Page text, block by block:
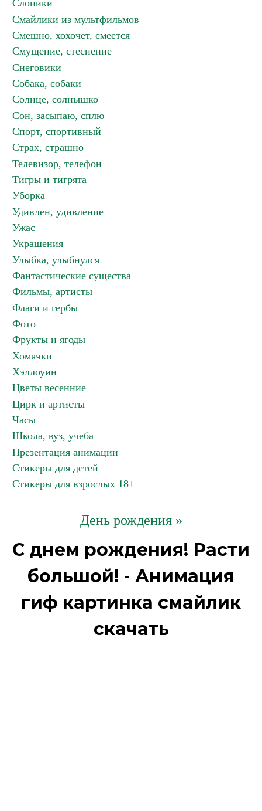
Слоники
Смайлики из мультфильмов
Смешно, хохочет, смеется
Смущение, стеснение
Снеговики
Собака, собаки
Солнце, солнышко
Сон, засыпаю, сплю
Спорт, спортивный
Страх, страшно
Телевизор, телефон
Тигры и тигрята
Уборка
Удивлен, удивление
Ужас
Украшения
Улыбка, улыбнулся
Фантастические существа
Фильмы, артисты
Флаги и гербы
Фото
Фрукты и ягоды
Хомячки
Хэллоуин
Цветы весенние
Цирк и артисты
Часы
Школа, вуз, учеба
Презентация анимации
Стикеры для детей
Стикеры для взрослых 18+
День рождения »
С днем рождения! Расти
большой! - Анимация
гиф картинка смайлик
скачать